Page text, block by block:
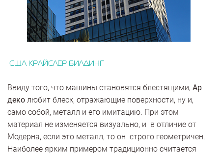
США КРАЙСЛЕР БИЛДИНГ
Ввиду того, что машины становятся блестящими, Ар
деко любит блеск, отражающие поверхности, ну и,
само собой, металл и его имитацию. При этом
материал не изменяется визуально, и в отличие от
Модерна, если это металл, то он строго геометричен.
Наиболее ярким примером традиционно считается